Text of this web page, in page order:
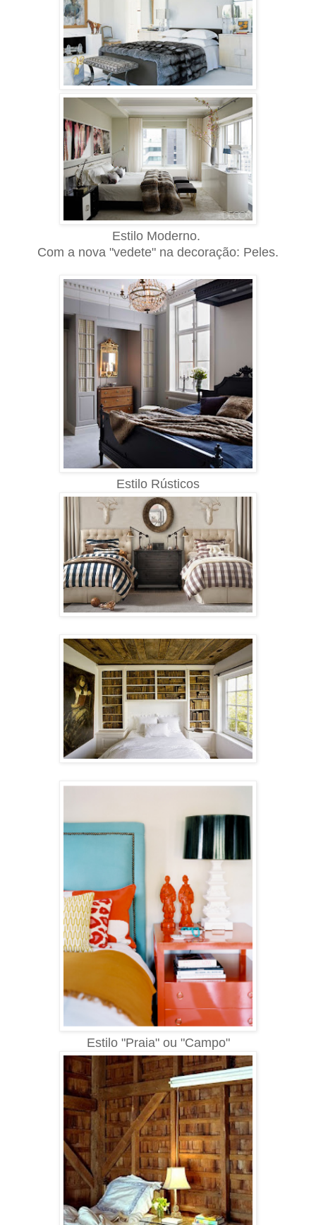
Estilo Moderno.
Com a nova "vedete" na decoração: Peles.
Estilo Rústicos
Estilo "Praia" ou "Campo"